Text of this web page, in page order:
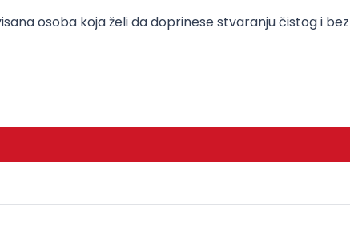
osoba koja želi da doprinese stvaranju čistog i